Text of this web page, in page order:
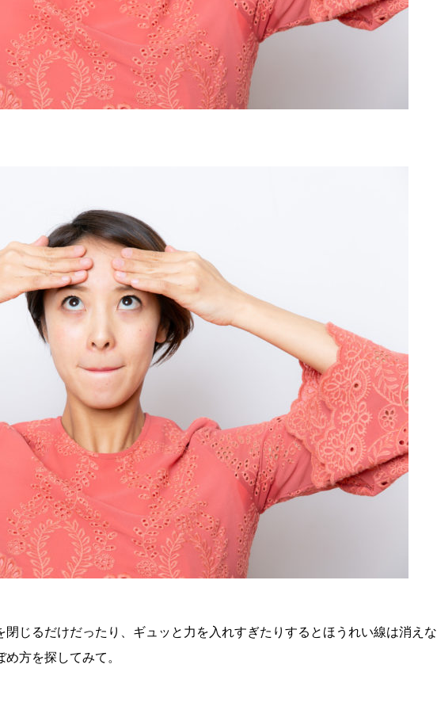
じるだけだったり、ギュッと力を入れすぎたりするとほうれい線は消えな
方を探してみて。